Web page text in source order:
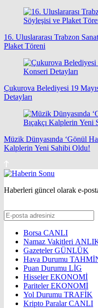
16. Uluslararası Trabzon
Plaket Töreni
Çukurova Belediyesi 19
Detayları
Müzik Dünyasında ‘Gönül
Kalplerin Yeni Sahibi Oldu!
Haberleri güncel olarak e-
Borsa CANLI
Namaz Vakitleri
GazetelerGÜNLÜK
Hava Durumu
Puan Durumu LİG
HisselerEKONOMİ
ParitelerEKONOMİ
Yol Durumu TRAFİK
Kripto ParalarCANLI